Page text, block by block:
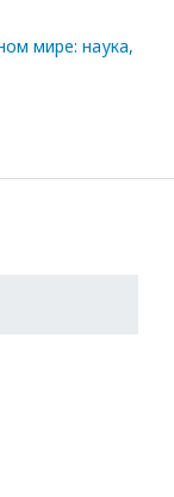
мире: наука,